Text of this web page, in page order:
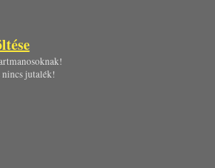
nincs jutalék!